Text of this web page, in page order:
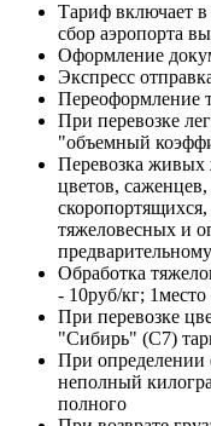
Тариф включает в
сбор аэропорта
Оформление
Экспресс
Переоформление
При перевозке
"объемный
Перевозка
цветов,
тяжеловесных и
Обработка
- 10руб/кг;
При перевозке
"Сибирь" (С7)
При определении
неполный
полного